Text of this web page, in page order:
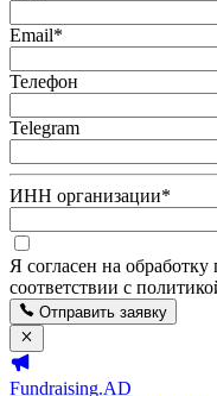
Email*
Телефон
Telegram
ИНН организации*
Я согласен на
соответствии с
Отправить заявку
Fundraising.AD